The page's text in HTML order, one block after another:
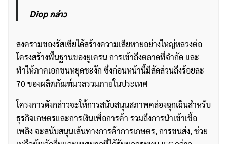
Diop กล่าว
สงครามของรัสเซียได้สร้างความเสียหายอย่างใหญ่หลวงต่อ
โครงสร้างพื้นฐานของยูเครน การเข้าถึงตลาดที่จำกัด และ
ทำให้ภาคเอกชนหยุดชะงัก ซึ่งก่อนหน้านี้มีสัดส่วนถึงร้อยละ
70 ของผลิตภัณฑ์มวลรวมภายในประเทศ
โครงการดังกล่าวจะให้การสนับสนุนสภาพคล่องฉุกเฉินสำหรับ
ธุรกิจเกษตรและการเงินเพื่อการค้า รวมถึงการนำเข้าเชื้อ
เพลิง จะสนับสนุนเส้นทางการค้าการเกษตร, การขนส่ง, ช่วย